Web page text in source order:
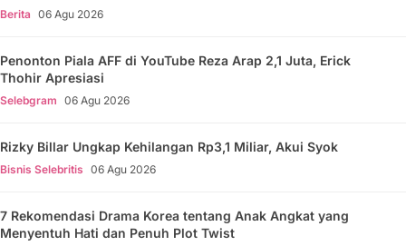
Berita 06 Agu 2026
Penonton Piala AFF di YouTube Reza Arap 2,1 Juta, Erick
Thohir Apresiasi
Selebgram 06 Agu 2026
Rizky Billar Ungkap Kehilangan Rp3,1 Miliar, Akui Syok
Bisnis Selebritis 06 Agu 2026
7 Rekomendasi Drama Korea tentang Anak Angkat yang
Menyentuh Hati dan Penuh Plot Twist